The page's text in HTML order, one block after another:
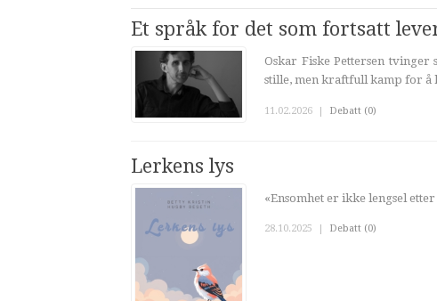
Et språk for det som fortsatt
Oskar Fiske Pettersen
stille, men kraftfull kamp for å
11.02.2026 | Debatt (0)
Lerkens lys
«Ensomhet er ikke lengsel
28.10.2025 Debatt (0)